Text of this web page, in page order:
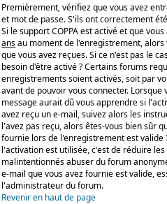
Premièrement, vérifiez que vous avez
et mot de passe. S'ils ont correctement
Si le support COPPA est activé et que
ansau moment de l'enregistrement,
que vous avez reçues. Si ce n'est pas le
besoin d'être activé ? Certains forums
enregistrements soient activés, soit par
avant de pouvoir vous connecter.
message aurait dû vous apprendre si
avez reçu un e-mail, suivez alors les
l'avez pas reçu, alors êtes-vous bien sûr
fournie lors de l'enregistrement est valide
l'activation est utilisée, c'est de réduire
malintentionnés abuser du forum
e-mail que vous avez fournie est valide,
l'administrateur du forum.
Revenir en haut de page